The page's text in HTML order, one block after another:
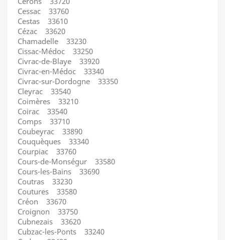
Cessac 33760
Cestas 33610
Cézac 33620
Chamadelle 33230
Cissac-Médoc 33250
Civrac-de-Blaye 33920
Civrac-en-Médoc 33340
Civrac-sur-Dordogne 33350
Cleyrac 33540
Coimères 33210
Coirac 33540
Comps 33710
Coubeyrac 33890
Couquèques 33340
Courpiac 33760
Cours-de-Monségur 33580
Cours-les-Bains 33690
Coutras 33230
Coutures 33580
Créon 33670
Croignon 33750
Cubnezais 33620
Cubzac-les-Ponts 33240